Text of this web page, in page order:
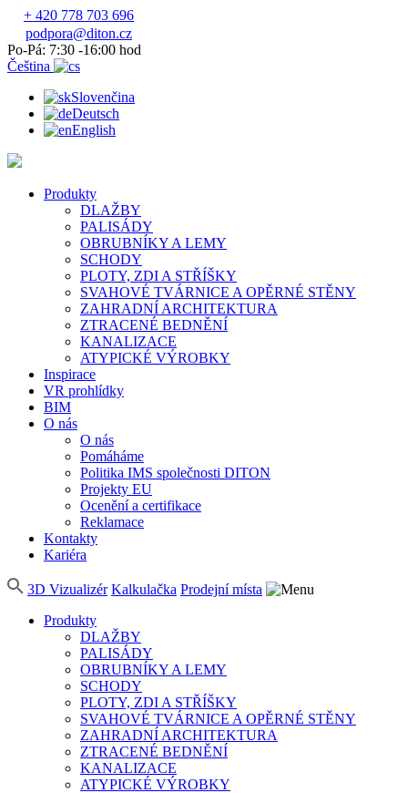
+ 420 778 703 696
podpora@diton.cz
Po-Pá: 7:30 -16:00 hod
Čeština
Slovenčina
Deutsch
English
Produkty
DLAŽBY
PALISÁDY
OBRUBNÍKY A LEMY
SCHODY
PLOTY, ZDI A STŘÍŠKY
SVAHOVÉ TVÁRNICE A OPĚRNÉ STĚNY
ZAHRADNÍ ARCHITEKTURA
ZTRACENÉ BEDNĚNÍ
KANALIZACE
ATYPICKÉ VÝROBKY
Inspirace
VR prohlídky
BIM
O nás
O nás
Pomáháme
Politika IMS společnosti DITON
Projekty EU
Ocenění a certifikace
Reklamace
Kontakty
Kariéra
3D Vizualizér Kalkulačka Prodejní místa
Produkty
DLAŽBY
PALISÁDY
OBRUBNÍKY A LEMY
SCHODY
PLOTY, ZDI A STŘÍŠKY
SVAHOVÉ TVÁRNICE A OPĚRNÉ STĚNY
ZAHRADNÍ ARCHITEKTURA
ZTRACENÉ BEDNĚNÍ
KANALIZACE
ATYPICKÉ VÝROBKY